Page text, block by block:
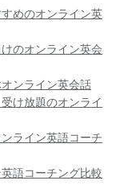
めのオンライン英
のオンライン英会
ンライン英会話
け放題のオンライ
ライン英語コーチ
語コーチング比較